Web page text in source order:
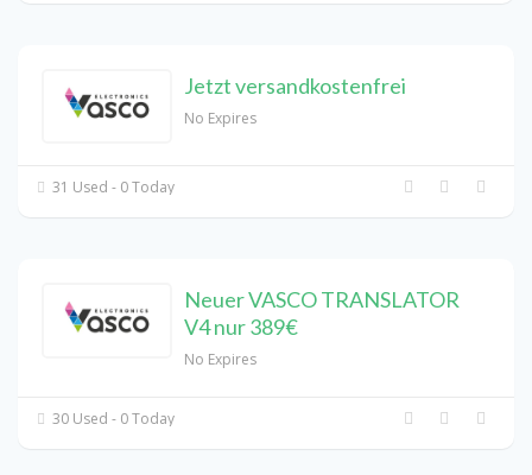
Jetzt versandkostenfrei
No Expires
31 Used - 0 Today
Neuer VASCO TRANSLATOR
V4 nur 389€
No Expires
30 Used - 0 Today